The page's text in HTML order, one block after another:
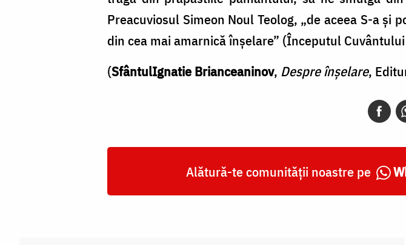
Preacuviosul Simeon Noul Teolog, „de aceea S-a
din cea mai amarnică înşelare” (Începutul
(SfântulIgnatie Brianceaninov, Despre înşelare,
Alătură-te comunității noastre pe